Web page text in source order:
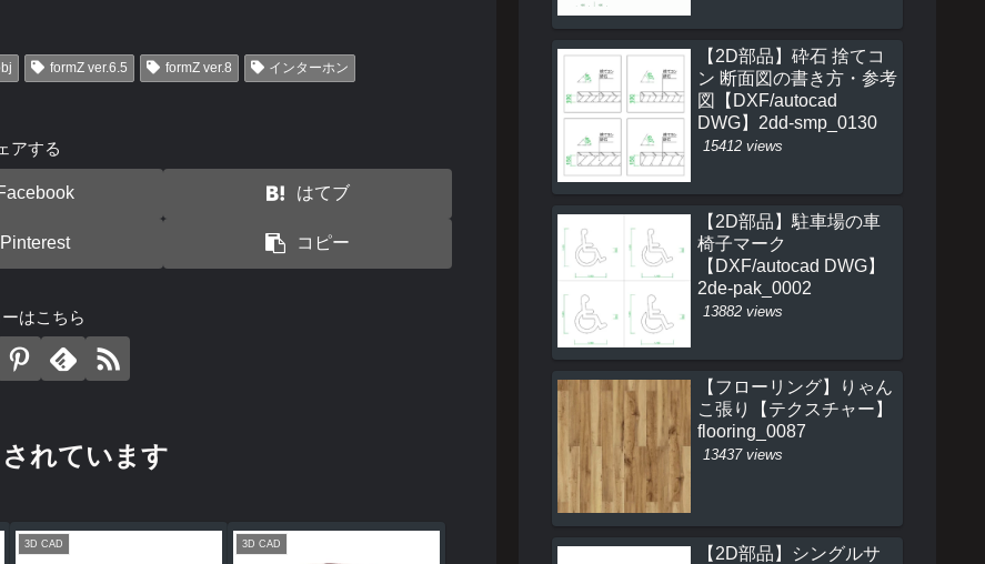
formZ ver.6.5 formZ ver.8
インターホン
アする
はてブ
Pinterest コピー
はこちら
れています
3D CAD 3D CAD
【2D部品】砕石 捨てコ
ン 断面図の書き方・参考
図【DXF/autocad
DWG】2dd-smp_0130
15412 views
【2D部品】駐車場の車
椅子マーク
【DXF/autocad DWG】
2de-pak_0002
13882 views
【フローリング】りゃん
こ張り【テクスチャー】
flooring_0087
13437 views
【2D部品】シングルサ